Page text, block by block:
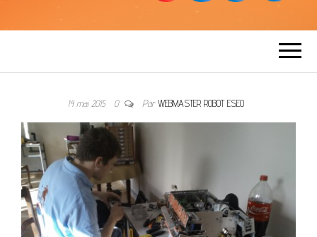
ROBOT ESEO
14 mai 2015 0 ParWEBMASTER ROBOT ESEO